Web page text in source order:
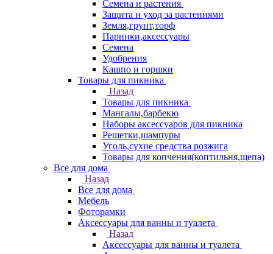
Семена и растения
Защита и уход за растениями
Земля,грунт,торф
Парники,аксессуары
Семена
Удобрения
Кашпо и горшки
Товары для пикника
Назад
Товары для пикника
Мангалы,барбекю
Наборы аксессуаров для пикника
Решетки,шампуры
Уголь,сухие средства розжига
Товары для копчения(коптильня,щепа)
Все для дома
Назад
Все для дома
Мебель
Фоторамки
Аксессуары для ванны и туалета
Назад
Аксессуары для ванны и туалета